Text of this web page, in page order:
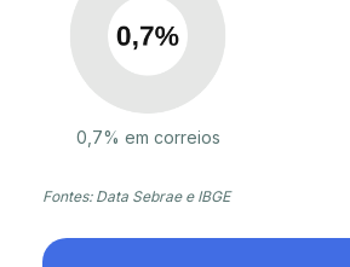
0,7% em correios
Fontes: Data Sebrae e IBGE